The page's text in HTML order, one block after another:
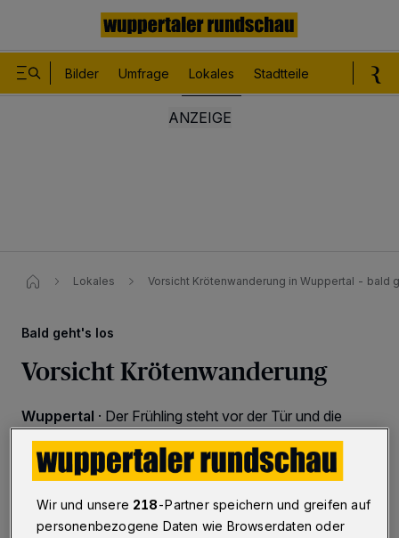
Bilder Umfrage Lokales Stadtteile
Lokales Vorsicht Krötenwanderung in Wuppertal - bald
Bald geht's los
Vorsicht Krötenwanderung
Wuppertal · Der Frühling steht vor der Tür und die
Natur erwacht aus dem Winterschlaf. Nach der
Frostphase Anfang Februar haben die milden
Temperaturen der letzten Tage bereits an einigen
und Molchen aus ihren Winterquartieren gelockt.
Wir und unsere 218-Partner speichern und greifen auf
personenbezogene Daten wie Browserdaten oder